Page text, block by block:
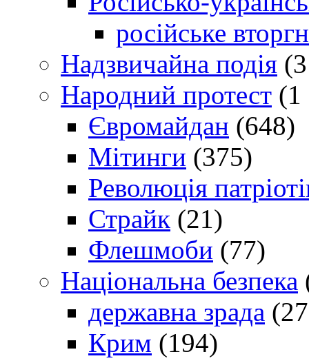
російське
Надзвичайна подія
Народний протест (1
Євромайдан (648)
Мітинги (375)
Революція
Страйк (21)
Флешмоби (77)
Національна безпека
державна зрада
Крим (194)